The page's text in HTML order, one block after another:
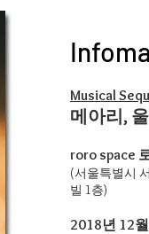
Musical
메아리,
roro space
(서울특별시
빌 1층)
2018년 12